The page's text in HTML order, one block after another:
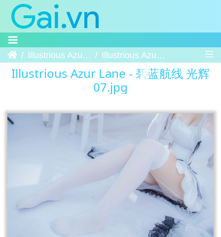
Trang chủIllustrious Azur Lane - 碧蓝航线 光辉 Illustrious Azur Lane - 碧蓝航线 光辉 07
Illustrious Azur Lane - 碧蓝航线 光辉
07.jpg